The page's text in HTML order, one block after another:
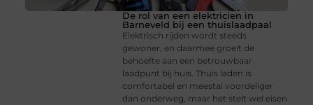
De rol van een elektricien in
Barneveld bij een thuislaadpaal
Elektrisch rijden wordt steeds
gewoner, en daarmee groeit de
behoefte aan een betrouwbaar
laadpunt bij huis. Thuis laden is
comfortabel en meestal voordeliger
dan onderweg, maar het stelt wel eisen